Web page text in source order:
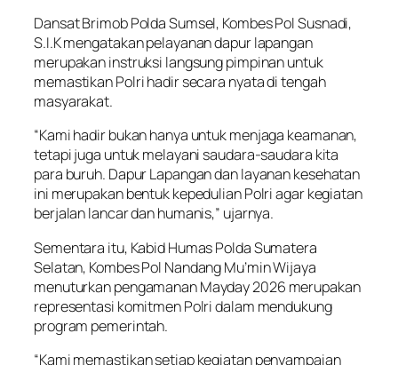
Dansat Brimob Polda Sumsel, Kombes Pol Susnadi,
S.I.K mengatakan pelayanan dapur lapangan
merupakan instruksi langsung pimpinan untuk
memastikan Polri hadir secara nyata di tengah
masyarakat.
“Kami hadir bukan hanya untuk menjaga keamanan,
tetapi juga untuk melayani saudara-saudara kita
para buruh. Dapur Lapangan dan layanan kesehatan
ini merupakan bentuk kepedulian Polri agar kegiatan
berjalan lancar dan humanis,” ujarnya.
Sementara itu, Kabid Humas Polda Sumatera
Selatan, Kombes Pol Nandang Mu’min Wijaya
menuturkan pengamanan Mayday 2026 merupakan
representasi komitmen Polri dalam mendukung
program pemerintah.
“Kami memastikan setiap kegiatan penyampaian